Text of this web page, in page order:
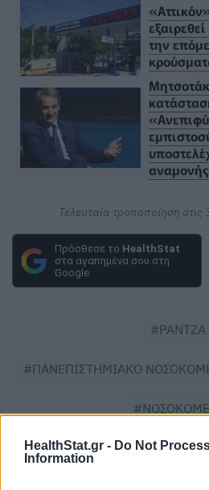
HealthStat.gr - Do Not
Information
την
αναμονής
Τελευταία τροποποίηση
Πρόσθεσε το HealthStat
στα αγαπημένα σου στη
Google
ΡΑΝΤΖΑ
ΠΑΝΕΠΙΣΤΗΜΙΑΚΟ